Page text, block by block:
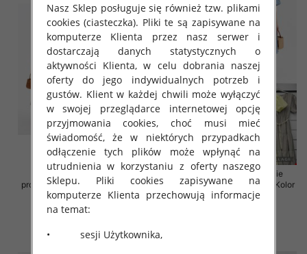
produkt) Roz Standard, Mix Kolor
Paczka 5 szt
43.00 zł
szczegóły
Sukienki damskie (Włoskie
produkt) Roz Standard, Mix Kolor
Paczka 5 szt
Nasz Sklep posługuje się również tzw. plikami
cookies (ciasteczka). Pliki te są zapisywane na
komputerze Klienta przez nasz serwer i
dostarczają danych statystycznych o
aktywności Klienta, w celu dobrania naszej
oferty do jego indywidualnych potrzeb i
gustów. Klient w każdej chwili może wyłączyć
w swojej przeglądarce internetowej opcję
przyjmowania cookies, choć musi mieć
świadomość, że w niektórych przypadkach
odłączenie tych plików może wpłynąć na
utrudnienia w korzystaniu z oferty naszego
Sklepu. Pliki cookies zapisywane na
komputerze Klienta przechowują informacje
na temat:
• sesji Użytkownika,